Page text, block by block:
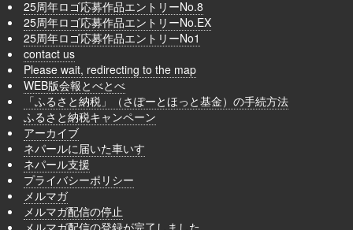
25周年ロゴ応募作品エントリーNo.8
25周年ロゴ応募作品エントリーNo.EX
25周年ロゴ応募作品エントリーNo1
contact us
Please wait, redirecting to the map
WEB版会報とべとべ
「ふるさと納税」（さぽーとほっと基金）の手続方法
ふるさと納税キャンペーン
アーカイブ
ネパールに届いた車いす
ネパール支援
プライバシーポリシー
メルマガ
メルマガ配信の停止